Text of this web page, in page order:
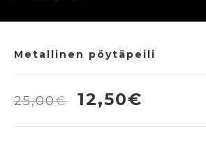
Metallinen pöytäpeili
25,00€
Alkuperäinen
12,50€